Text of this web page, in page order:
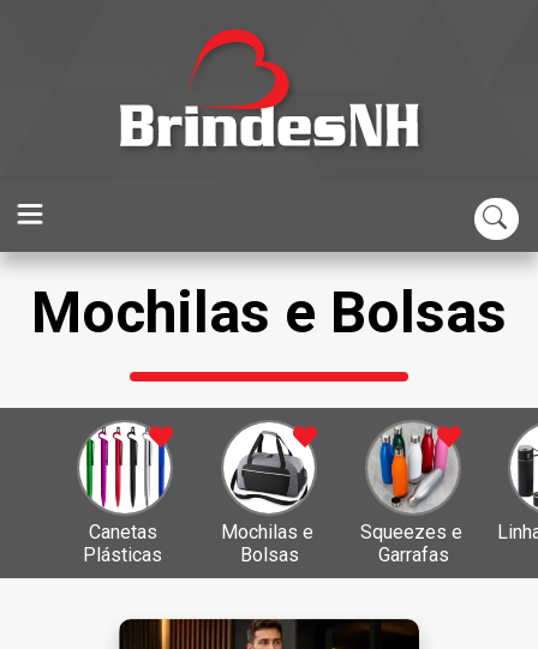
Mochilas e Bolsas
Canetas
Plásticas
Mochilas e
Bolsas
Squeezes e
Garrafas